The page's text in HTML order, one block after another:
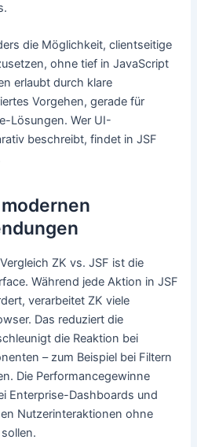
die Möglichkeit, clientseitige
ohne tief in JavaScript
erlaubt durch klare
Vorgehen, gerade für
Lösungen. Wer UI-
beschreibt, findet in JSF
ZK vs. JSF ist die
Während jede Aktion in JSF
verarbeitet ZK viele
Das reduziert die
die Reaktion bei
– zum Beispiel bei Filtern
Die Performancegewinne
Enterprise-Dashboards und
Nutzerinteraktionen ohne